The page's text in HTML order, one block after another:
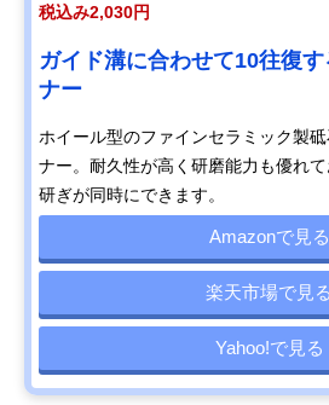
税込み2,030円
ガイド溝に合わせて10往復
ナー
ホイール型のファインセラミック製
ナー。耐久性が高く研磨能力も優れ
研ぎが同時にできます。
Amazonで見る
楽天市場で見る
Yahoo!で見る